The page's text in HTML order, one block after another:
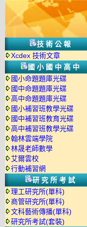
技術公報
Xcdex 技術文章
國小國中高中
國小命題題庫光碟
國中命題題庫光碟
高中命題題庫光碟
國小補習班教學光碟
國中補習班教育光碟
高中補習班教學光碟
翰林雲端學院
林晟老師數學
艾爾雲校
行動補習網
研究所考試
理工研究所(單科)
商管研究所(單科)
文科藝術傳播(單科)
研究所考試(套裝)